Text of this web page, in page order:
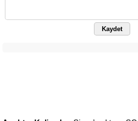
Kaydet